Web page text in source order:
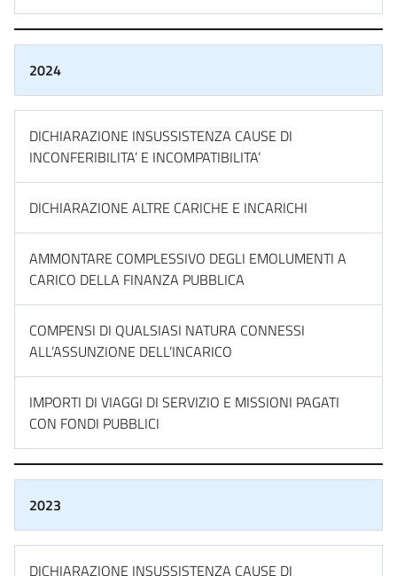
2024
DICHIARAZIONE INSUSSISTENZA CAUSE DI
INCONFERIBILITA’ E INCOMPATIBILITA’
DICHIARAZIONE ALTRE CARICHE E INCARICHI
AMMONTARE COMPLESSIVO DEGLI EMOLUMENTI A
CARICO DELLA FINANZA PUBBLICA
COMPENSI DI QUALSIASI NATURA CONNESSI
ALL’ASSUNZIONE DELL’INCARICO
IMPORTI DI VIAGGI DI SERVIZIO E MISSIONI PAGATI
CON FONDI PUBBLICI
2023
DICHIARAZIONE INSUSSISTENZA CAUSE DI